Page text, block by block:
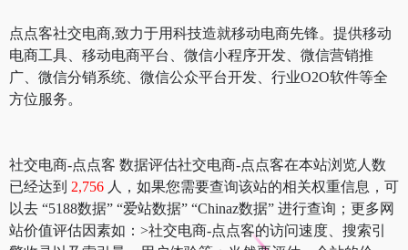
点点客社交电商,致力于用科技造就移动电商先锋。提供移动
电商工具、移动电商平台、微信小程序开发、微信营销推
广、微信分销系统、微信公众平台开发、行业O2O软件等全
方位服务。
社交电商-点点客 数据评估社交电商-点点客在本站浏览人数
已经达到 2,756 人，如果您需要查询该站的相关权重信息，可
以去 “5188数据” “爱站数据” “Chinaz数据” 进行查询；更多网
站价值评估因素如：>社交电商-点点客的访问速度、搜索引